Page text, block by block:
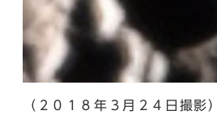
（２０１８年３月２４日撮影）